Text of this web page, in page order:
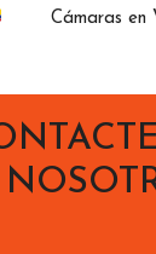
Cámaras en